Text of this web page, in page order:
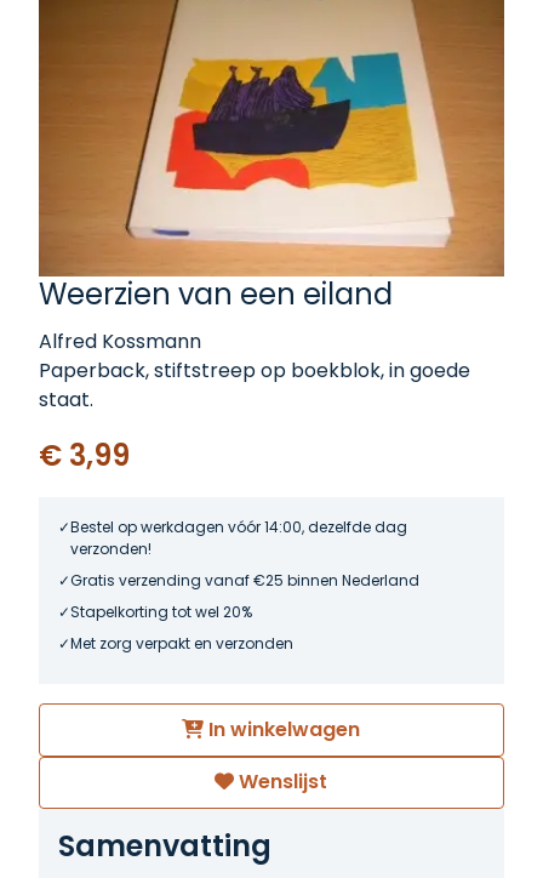
Weerzien van een eiland
Alfred Kossmann
Paperback, stiftstreep op boekblok, in goede
staat.
€ 3,99
Bestel op werkdagen vóór 14:00, dezelfde dag
verzonden!
Gratis verzending vanaf €25 binnen Nederland
Stapelkorting tot wel 20%
Met zorg verpakt en verzonden
In winkelwagen
Wenslijst
Samenvatting